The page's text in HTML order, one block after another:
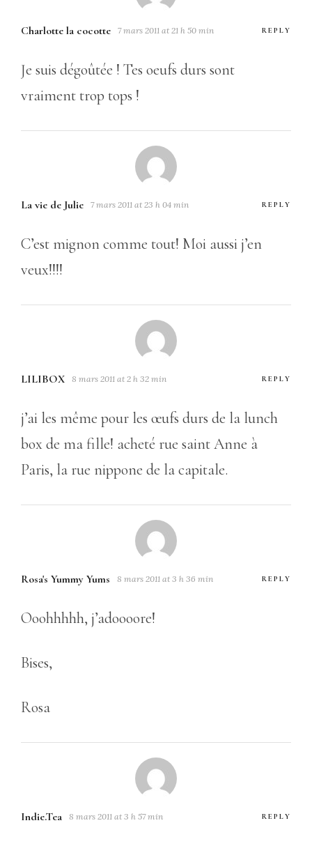
Charlotte la cocotte 7 mars 2011 at 21 h 50 min REPLY
Je suis dégoûtée ! Tes oeufs durs sont
vraiment trop tops !
La vie de Julie 7 mars 2011 at 23 h 04 min REPLY
C’est mignon comme tout! Moi aussi j’en
veux!!!!
LILIBOX 8 mars 2011 at 2 h 32 min REPLY
j’ai les même pour les œufs durs de la lunch
box de ma fille! acheté rue saint Anne à
Paris, la rue nippone de la capitale.
Rosa's Yummy Yums 8 mars 2011 at 3 h 36 min REPLY
Ooohhhhh, j’adoooore!
Bises,
Rosa
Indie.Tea 8 mars 2011 at 3 h 57 min REPLY